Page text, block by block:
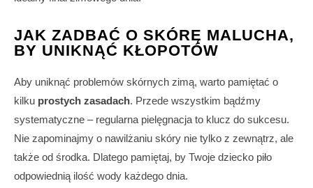
JAK ZADBAĆ O SKÓRĘ MALUCHA,
BY UNIKNĄĆ KŁOPOTÓW
Aby uniknąć problemów skórnych zimą, warto pamiętać o
kilku prostych zasadach. Przede wszystkim bądźmy
systematyczne – regularna pielęgnacja to klucz do sukcesu.
Nie zapominajmy o nawilżaniu skóry nie tylko z zewnątrz, ale
także od środka. Dlatego pamiętaj, by Twoje dziecko piło
odpowiednią ilość wody każdego dnia.